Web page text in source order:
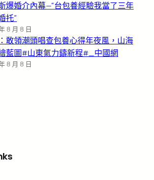
爆婚介內幕—”台包養經驗我當了三年
托”
8 月 8 日
敢領潮頭唱查包養心得年夜風，山海
藍圖#山東氣力鑄新程#_中國網
8 月 8 日